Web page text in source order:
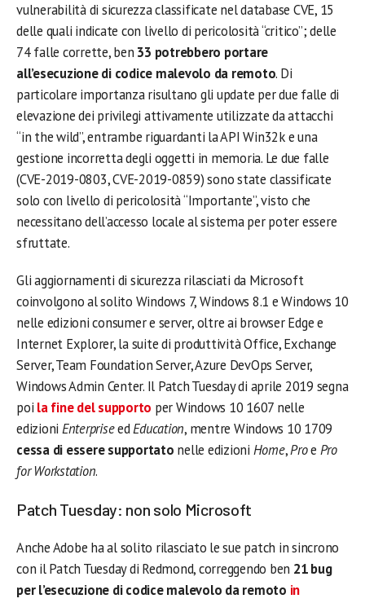
vulnerabilità di sicurezza classificate nel database CVE, 15
delle quali indicate con livello di pericolosità “critico”; delle
74 falle corrette, ben 33 potrebbero portare
all’esecuzione di codice malevolo da remoto. Di
particolare importanza risultano gli update per due falle di
elevazione dei privilegi attivamente utilizzate da attacchi
“in the wild”, entrambe riguardanti la API Win32k e una
gestione incorretta degli oggetti in memoria. Le due falle
(CVE-2019-0803, CVE-2019-0859) sono state classificate
solo con livello di pericolosità “Importante”, visto che
necessitano dell’accesso locale al sistema per poter essere
sfruttate.
Gli aggiornamenti di sicurezza rilasciati da Microsoft
coinvolgono al solito Windows 7, Windows 8.1 e Windows 10
nelle edizioni consumer e server, oltre ai browser Edge e
Internet Explorer, la suite di produttività Office, Exchange
Server, Team Foundation Server, Azure DevOps Server,
Windows Admin Center. Il Patch Tuesday di aprile 2019 segna
poi la fine del supporto per Windows 10 1607 nelle
edizioni EnterpriseedEducation, mentre Windows 10 1709
cessa di essere supportato nelle edizioni Home,Proe Pro
for Workstation.
Patch Tuesday: non solo Microsoft
Anche Adobe ha al solito rilasciato le sue patch in sincrono
con il Patch Tuesday di Redmond, correggendo ben 21 bug
per l’esecuzione di codice malevolo da remoto in